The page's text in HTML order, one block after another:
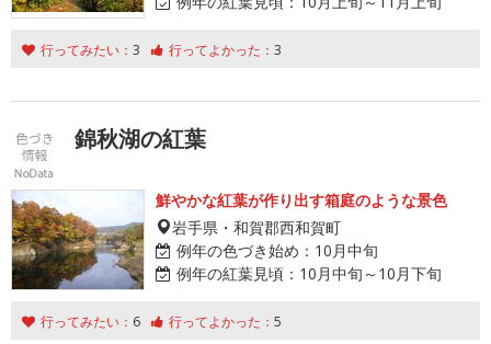
行ってみたい： 3 行ってよかった： 3
錦秋湖の紅葉
鮮やかな紅葉が作り出す箱庭のような景色
岩手県・和賀郡西和賀町
例年の色づき始め： 10月中旬
例年の紅葉見頃： 10月中旬～10月下旬
行ってみたい： 6 行ってよかった： 5